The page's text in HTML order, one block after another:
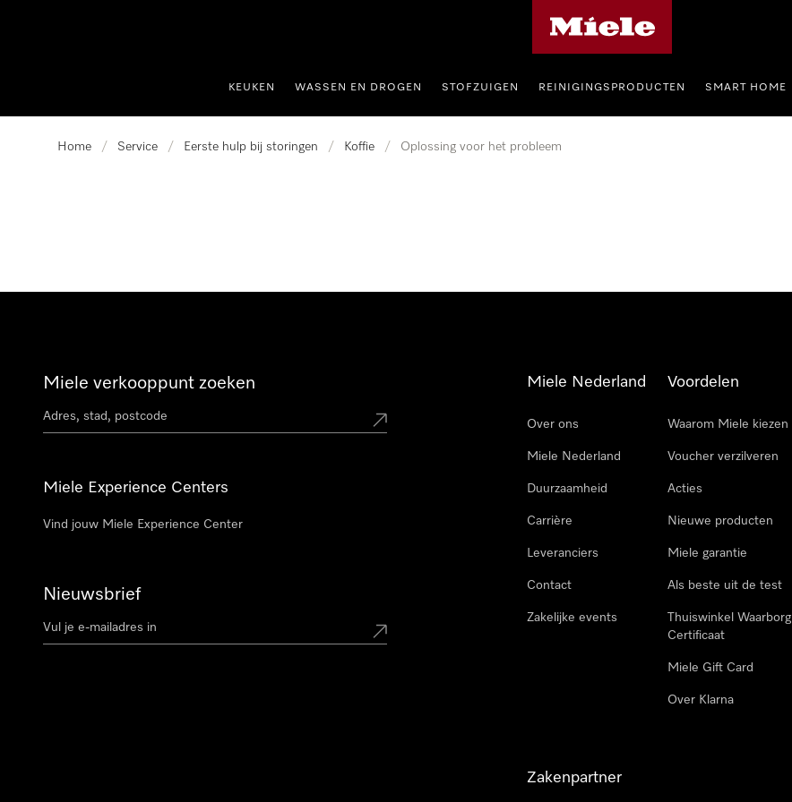
KEUKEN WASSEN EN DROGEN STOFZUIGEN REINIGINGSPRODUCTEN SMART HOME
Home / Service / Eerste hulp bij storingen / Koffie / Oplossing voor het probleem
Miele verkooppunt zoeken
Miele Experience Centers
Vind jouw Miele Experience Center
Nieuwsbrief
Miele Nederland
Over ons
Miele Nederland
Duurzaamheid
Carrière
Leveranciers
Contact
Zakelijke events
Voordelen
Waarom Miele kiezen
Voucher verzilveren
Acties
Nieuwe producten
Miele garantie
Als beste uit de test
Thuiswinkel Waarborg
Certificaat
Miele Gift Card
Over Klarna
Zakenpartner